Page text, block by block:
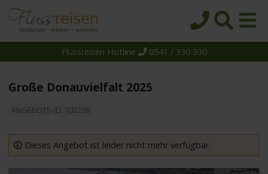
Reedereien
Schiffe
Flussreisen Hotline 0541 / 330 930
Große Donauvielfalt 2025
ANGEBOTS-ID: 102228
Dieses Angebot ist leider nicht mehr verfügbar.